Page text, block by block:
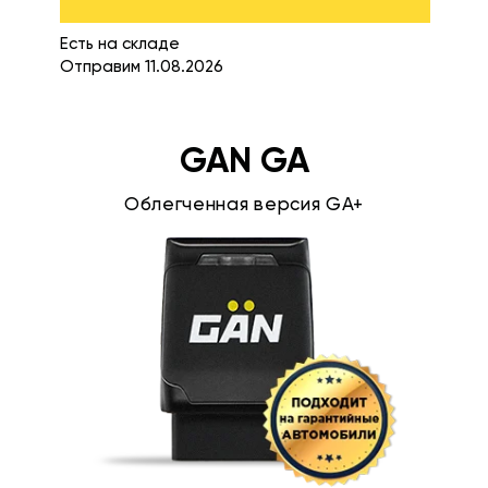
Есть на складе
Отправим 11.08.2026
GAN GA
Облегченная версия GA+